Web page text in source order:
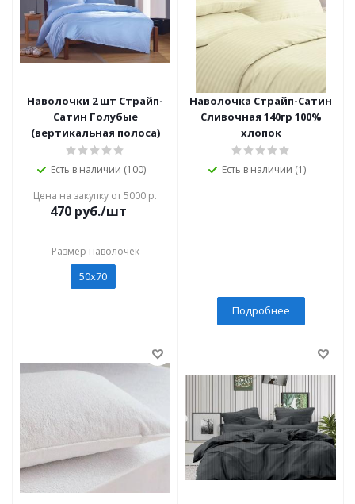
Наволочки 2 шт Страйп-
Сатин Голубые
(вертикальная полоса)
Есть в наличии (100)
Цена на закупку от 5000 р.
470 руб./шт
Размер наволочек
50х70
Наволочка Страйп-Сатин
Сливочная 140гр 100%
хлопок
Есть в наличии (1)
Подробнее